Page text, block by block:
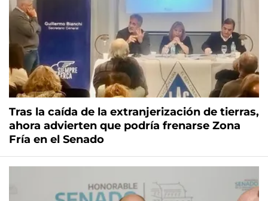
Tras la caída de la extranjerización de tierras,
ahora advierten que podría frenarse Zona
Fría en el Senado